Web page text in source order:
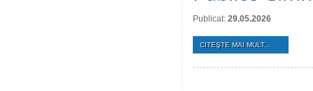
Publicat: 29.05.2026
CITEŞTE MAI MULT...